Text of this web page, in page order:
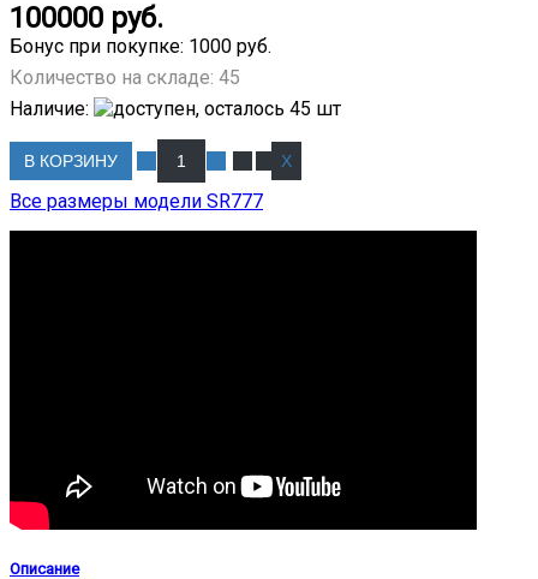
100000 руб.
Бонус при покупке: 1000 руб.
Количество на складе: 45
Наличие:
В КОРЗИНУ
Все размеры модели SR777
Описание